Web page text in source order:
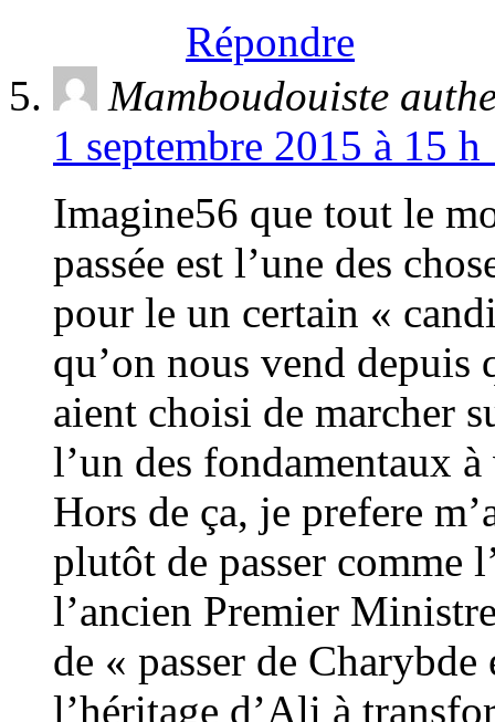
Répondre
Mamboudouiste
1 septembre 2015 à 15
Imagine56 que tout le
passée est l’une des
pour le un certain «
qu’on nous vend depuis
aient choisi de marcher
l’un des fondamentaux
Hors de ça, je prefere
plutôt de passer comme
l’ancien Premier
de « passer de
l’héritage d’Ali à